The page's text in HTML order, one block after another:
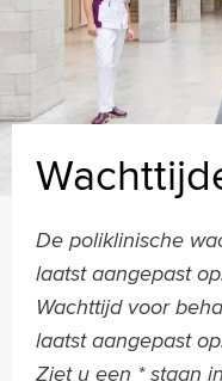
De poliklinische
laatst aangepast
Wachttijd voor
laatst aangepast
Ziet u een * staan